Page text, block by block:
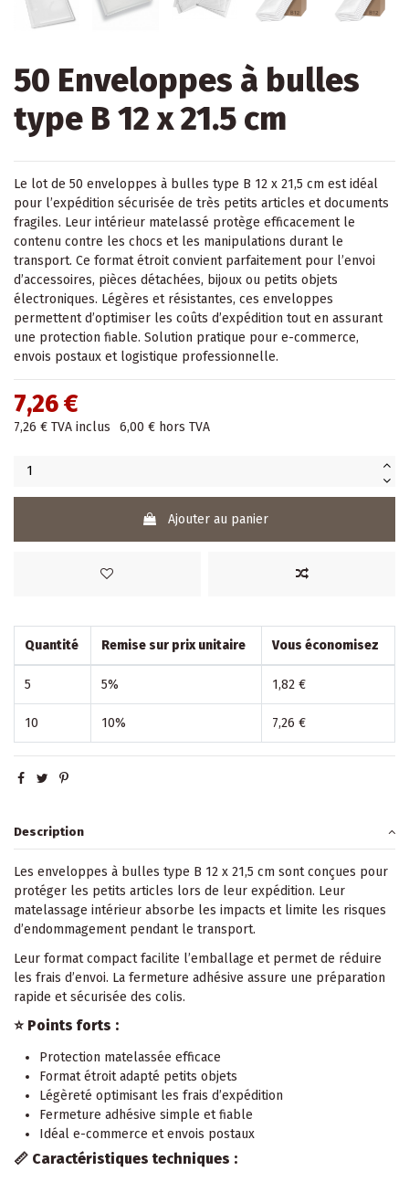
50 Enveloppes à bulles
type B 12 x 21.5 cm
Le lot de 50 enveloppes à bulles type B 12 x 21,5 cm est idéal
pour l’expédition sécurisée de très petits articles et documents
fragiles. Leur intérieur matelassé protège efficacement le
contenu contre les chocs et les manipulations durant le
transport. Ce format étroit convient parfaitement pour l’envoi
d’accessoires, pièces détachées, bijoux ou petits objets
électroniques. Légères et résistantes, ces enveloppes
permettent d’optimiser les coûts d’expédition tout en assurant
une protection fiable. Solution pratique pour e-commerce,
envois postaux et logistique professionnelle.
7,26 €
7,26 € TVA inclus 6,00 € hors TVA
Ajouter au panier
Quantité Remise sur prix unitaire Vous économisez
5 5% 1,82 €
10 10% 7,26 €
Description
Les enveloppes à bulles type B 12 x 21,5 cm sont conçues pour
protéger les petits articles lors de leur expédition. Leur
matelassage intérieur absorbe les impacts et limite les risques
d’endommagement pendant le transport.
Leur format compact facilite l’emballage et permet de réduire
les frais d’envoi. La fermeture adhésive assure une préparation
rapide et sécurisée des colis.
⭐ Points forts :
Protection matelassée efficace
Format étroit adapté petits objets
Légèreté optimisant les frais d’expédition
Fermeture adhésive simple et fiable
Idéal e-commerce et envois postaux
📏 Caractéristiques techniques :